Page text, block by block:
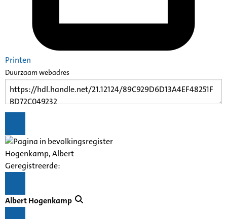
Printen
Duurzaam webadres
Hogenkamp, Albert
Geregistreerde:
Albert Hogenkamp